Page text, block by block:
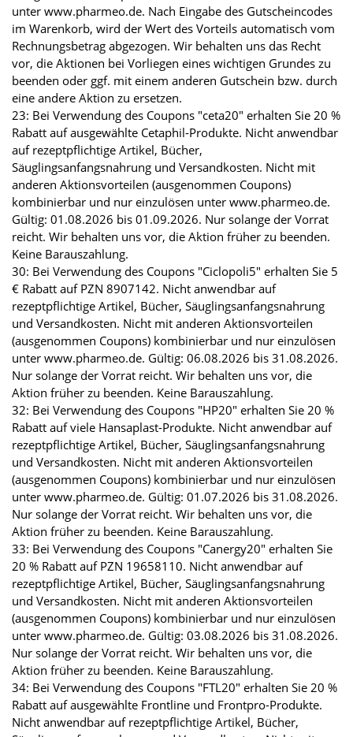
unter www.pharmeo.de. Nach Eingabe des Gutscheincodes
im Warenkorb, wird der Wert des Vorteils automatisch vom
Rechnungsbetrag abgezogen. Wir behalten uns das Recht
vor, die Aktionen bei Vorliegen eines wichtigen Grundes zu
beenden oder ggf. mit einem anderen Gutschein bzw. durch
eine andere Aktion zu ersetzen.
23: Bei Verwendung des Coupons "ceta20" erhalten Sie 20 %
Rabatt auf ausgewählte Cetaphil-Produkte. Nicht anwendbar
auf rezeptpflichtige Artikel, Bücher,
Säuglingsanfangsnahrung und Versandkosten. Nicht mit
anderen Aktionsvorteilen (ausgenommen Coupons)
kombinierbar und nur einzulösen unter www.pharmeo.de.
Gültig: 01.08.2026 bis 01.09.2026. Nur solange der Vorrat
reicht. Wir behalten uns vor, die Aktion früher zu beenden.
Keine Barauszahlung.
30: Bei Verwendung des Coupons "Ciclopoli5" erhalten Sie 5
€ Rabatt auf PZN 8907142. Nicht anwendbar auf
rezeptpflichtige Artikel, Bücher, Säuglingsanfangsnahrung
und Versandkosten. Nicht mit anderen Aktionsvorteilen
(ausgenommen Coupons) kombinierbar und nur einzulösen
unter www.pharmeo.de. Gültig: 06.08.2026 bis 31.08.2026.
Nur solange der Vorrat reicht. Wir behalten uns vor, die
Aktion früher zu beenden. Keine Barauszahlung.
32: Bei Verwendung des Coupons "HP20" erhalten Sie 20 %
Rabatt auf viele Hansaplast-Produkte. Nicht anwendbar auf
rezeptpflichtige Artikel, Bücher, Säuglingsanfangsnahrung
und Versandkosten. Nicht mit anderen Aktionsvorteilen
(ausgenommen Coupons) kombinierbar und nur einzulösen
unter www.pharmeo.de. Gültig: 01.07.2026 bis 31.08.2026.
Nur solange der Vorrat reicht. Wir behalten uns vor, die
Aktion früher zu beenden. Keine Barauszahlung.
33: Bei Verwendung des Coupons "Canergy20" erhalten Sie
20 % Rabatt auf PZN 19658110. Nicht anwendbar auf
rezeptpflichtige Artikel, Bücher, Säuglingsanfangsnahrung
und Versandkosten. Nicht mit anderen Aktionsvorteilen
(ausgenommen Coupons) kombinierbar und nur einzulösen
unter www.pharmeo.de. Gültig: 03.08.2026 bis 31.08.2026.
Nur solange der Vorrat reicht. Wir behalten uns vor, die
Aktion früher zu beenden. Keine Barauszahlung.
34: Bei Verwendung des Coupons "FTL20" erhalten Sie 20 %
Rabatt auf ausgewählte Frontline und Frontpro-Produkte.
Nicht anwendbar auf rezeptpflichtige Artikel, Bücher,